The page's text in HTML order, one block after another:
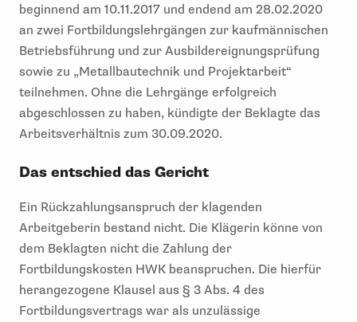
beginnend am 10.11.2017 und endend am 28.02.2020
an zwei Fortbildungslehrgängen zur kaufmännischen
Betriebsführung und zur Ausbildereignungsprüfung
sowie zu „Metallbautechnik und Projektarbeit“
teilnehmen. Ohne die Lehrgänge erfolgreich
abgeschlossen zu haben, kündigte der Beklagte das
Arbeitsverhältnis zum 30.09.2020.
Das entschied das Gericht
Ein Rückzahlungsanspruch der klagenden
Arbeitgeberin bestand nicht. Die Klägerin könne von
dem Beklagten nicht die Zahlung der
Fortbildungskosten HWK beanspruchen. Die hierfür
herangezogene Klausel aus § 3 Abs. 4 des
Fortbildungsvertrags war als unzulässige